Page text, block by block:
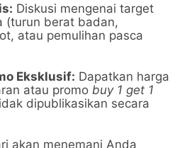
Diskusi mengenai target
(turun berat badan,
atau pemulihan pasca
Eksklusif: Dapatkan harga
atau promo buy 1 get 1
dipublikasikan secara
akan menemani Anda